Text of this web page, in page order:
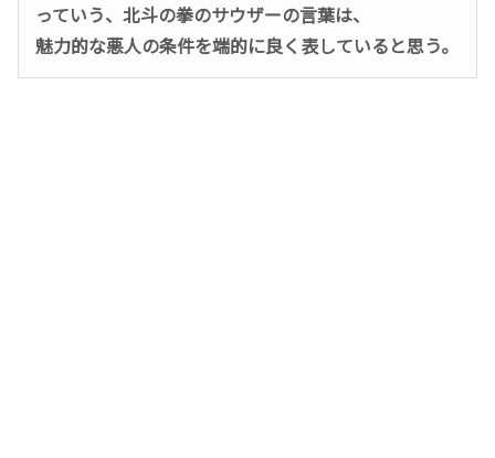
っていう、北斗の拳のサウザーの言葉は、
魅力的な悪人の条件を端的に良く表していると思う。